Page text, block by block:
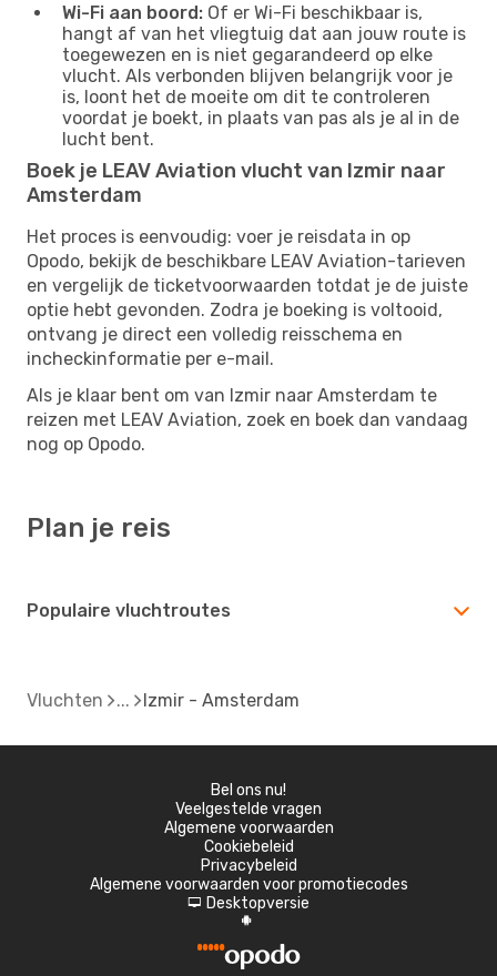
Wi-Fi aan boord: Of er Wi-Fi beschikbaar is,
hangt af van het vliegtuig dat aan jouw route is
toegewezen en is niet gegarandeerd op elke
vlucht. Als verbonden blijven belangrijk voor je
is, loont het de moeite om dit te controleren
voordat je boekt, in plaats van pas als je al in de
lucht bent.
Boek je LEAV Aviation vlucht van Izmir naar
Amsterdam
Het proces is eenvoudig: voer je reisdata in op
Opodo, bekijk de beschikbare LEAV Aviation-tarieven
en vergelijk de ticketvoorwaarden totdat je de juiste
optie hebt gevonden. Zodra je boeking is voltooid,
ontvang je direct een volledig reisschema en
incheckinformatie per e-mail.
Als je klaar bent om van Izmir naar Amsterdam te
reizen met LEAV Aviation, zoek en boek dan vandaag
nog op Opodo.
Plan je reis
Populaire vluchtroutes
Vluchten Izmir - Amsterdam
Bel ons nu!
Veelgestelde vragen
Algemene voorwaarden
Cookiebeleid
Privacybeleid
Algemene voorwaarden voor promotiecodes
d Desktopversie
A